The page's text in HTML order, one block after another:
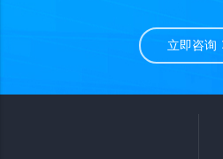
立即咨询